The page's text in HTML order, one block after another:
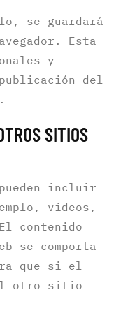
se guardará
Esta
y
del
SITIOS
incluir
videos,
contenido
se comporta
que si el
otro sitio